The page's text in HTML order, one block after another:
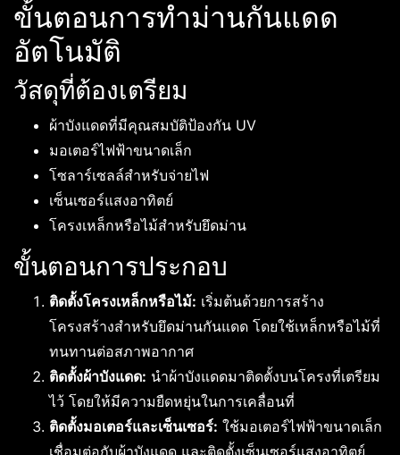
ขั้นตอนการทำม่านกันแดด
อัตโนมัติ
วัสดุที่ต้องเตรียม
ผ้าบังแดดที่มีคุณสมบัติป้องกัน UV
มอเตอร์ไฟฟ้าขนาดเล็ก
โซลาร์เซลล์สำหรับจ่ายไฟ
เซ็นเซอร์แสงอาทิตย์
โครงเหล็กหรือไม้สำหรับยึดม่าน
ขั้นตอนการประกอบ
ติดตั้งโครงเหล็กหรือไม้: เริ่มต้นด้วยการสร้าง
โครงสร้างสำหรับยึดม่านกันแดด โดยใช้เหล็กหรือไม้ที่
ทนทานต่อสภาพอากาศ
ติดตั้งผ้าบังแดด: นำผ้าบังแดดมาติดตั้งบนโครงที่เตรียม
ไว้ โดยให้มีความยืดหยุ่นในการเคลื่อนที่
ติดตั้งมอเตอร์และเซ็นเซอร์: ใช้มอเตอร์ไฟฟ้าขนาดเล็ก
เชื่อมต่อกับผ้าบังแดด และติดตั้งเซ็นเซอร์แสงอาทิตย์